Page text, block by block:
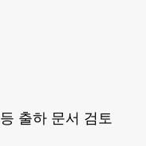
출하 문서 검토